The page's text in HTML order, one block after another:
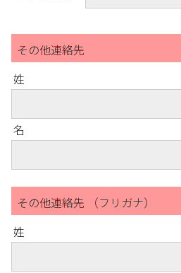
その他連絡先
姓
名
その他連絡先 （フリガナ）
姓